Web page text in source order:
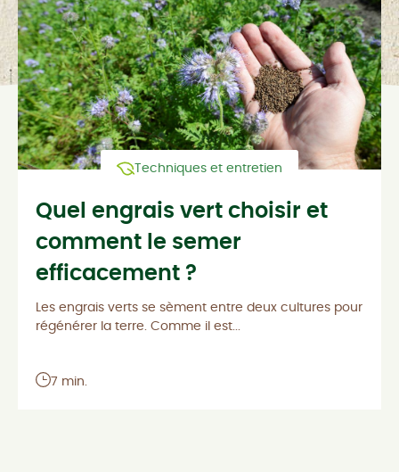
Techniques et entretien
Quel engrais vert choisir et
comment le semer
efficacement ?
Les engrais verts se sèment entre deux cultures pour
régénérer la terre. Comme il est...
7 min.